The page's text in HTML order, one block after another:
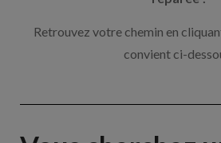
Retrouvez votre chemin en
convient ci-